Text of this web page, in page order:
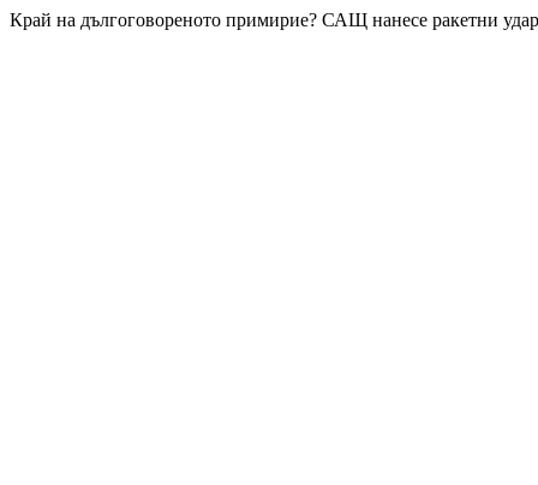
Край на дългоговореното примирие? САЩ нанесе ракетни